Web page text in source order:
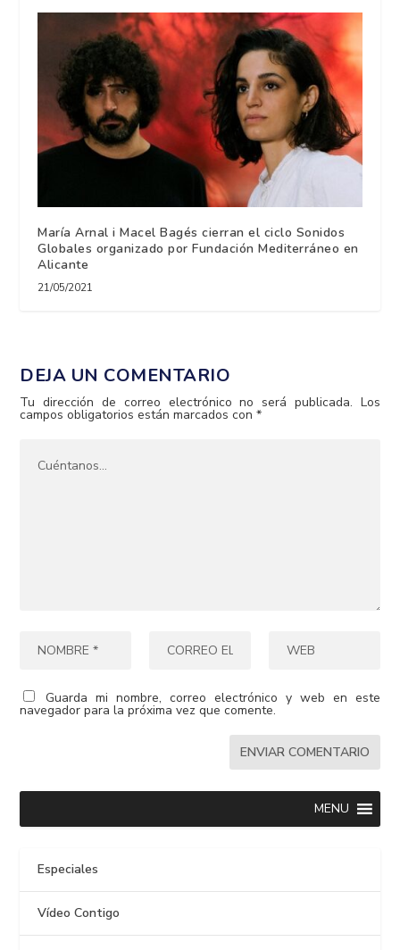
María Arnal i Macel Bagés cierran el ciclo Sonidos
Globales organizado por Fundación Mediterráneo en
Alicante
21/05/2021
DEJA UN COMENTARIO
Tu dirección de correo electrónico no será publicada. Los
campos obligatorios están marcados con*
Guarda mi nombre, correo electrónico y web en este
navegador para la próxima vez que comente.
MENU
Especiales
Vídeo Contigo